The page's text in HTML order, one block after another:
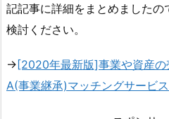
記記事に詳細をまとめました
検討ください。
→ [2020年最新版]事業や資産
A(事業継承)マッチングサービ